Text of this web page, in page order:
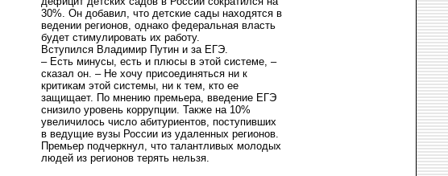
30%. Он добавил, что детские сады находятся в
ведении регионов, однако федеральная власть
будет стимулировать их работу.
Вступился Владимир Путин и за ЕГЭ.
– Есть минусы, есть и плюсы в этой системе, –
сказал он. – Не хочу присоединяться ни к
критикам этой системы, ни к тем, кто ее
защищает. По мнению премьера, введение ЕГЭ
снизило уровень коррупции. Также на 10%
увеличилось число абитуриентов, поступивших
в ведущие вузы России из удаленных регионов.
Премьер подчеркнул, что талантливых молодых
людей из регионов терять нельзя.